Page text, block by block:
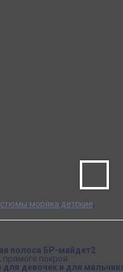
моряка детские,
полоса БР-майдет2
покроя.
для девочек и для